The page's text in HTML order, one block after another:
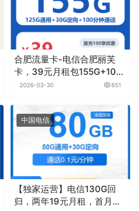
合肥流量卡-电信合肥丽芙
卡，39元月租包155G+100
分钟
2026-03-30 651
中国电信
【独家运营】电信130G回
归，两年19元月租，首月免